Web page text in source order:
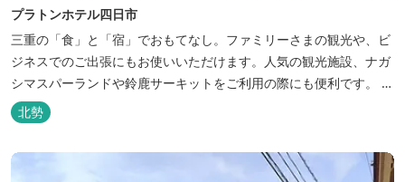
プラトンホテル四日市
三重の「食」と「宿」でおもてなし。ファミリーさまの観光や、ビ
ジネスでのご出張にもお使いいただけます。人気の観光施設、ナガ
シマスパーランドや鈴鹿サーキットをご利用の際にも便利です。 和
食、イタリアン、中華と多彩な三重の味をどうぞお楽しみくださ
い。近鉄四日市駅から徒歩３分と、公共交通機関でのお越しにも大
変便利です。
北勢